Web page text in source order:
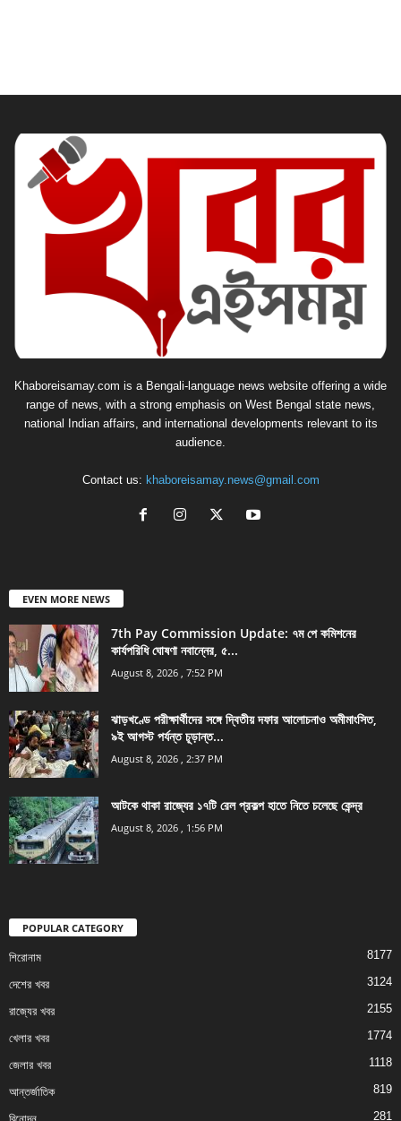
Khaboreisamay.com is a Bengali-language news website offering a wide
range of news, with a strong emphasis on West Bengal state news,
national Indian affairs, and international developments relevant to its
audience.
Contact us: khaboreisamay.news@gmail.com
EVEN MORE NEWS
7th Pay Commission Update: ৭ম পে কমিশনের
কার্যপরিধি ঘোষণা নবান্নের, ৫...
August 8, 2026 , 7:52 PM
ঝাড়খণ্ডে পরীক্ষার্থীদের সঙ্গে দ্বিতীয় দফার আলোচনাও অমীমাংসিত,
৯ই আগস্ট পর্যন্ত চূড়ান্ত...
August 8, 2026 , 2:37 PM
আটকে থাকা রাজ্যের ১৭টি রেল প্রকল্প হাতে নিতে চলেছে কেন্দ্র
August 8, 2026 , 1:56 PM
POPULAR CATEGORY
শিরোনাম 8177
দেশের খবর 3124
রাজ্যের খবর 2155
খেলার খবর 1774
জেলার খবর 1118
আন্তর্জাতিক 819
281